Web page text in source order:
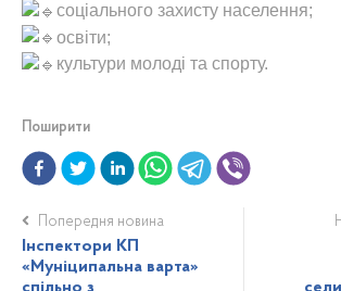
соціального захисту населення;
освіти;
культури молоді та спорту.
Поширити
Попередня новина
Інспектори КП
«Муніципальна варта»